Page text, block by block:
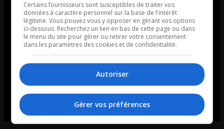
Certains fournisseurs sont susceptibles de traiter vos
données à caractère personnel sur la base de l'intérêt
légitime. Vous pouvez vous y opposer en gérant vos options
ci-dessous. Recherchez un lien en bas de cette page ou dans
le menu du site pour gérer ou retirer votre consentement
dans les paramètres des cookies et de confidentialité.
Autoriser
Gérer vos préférences